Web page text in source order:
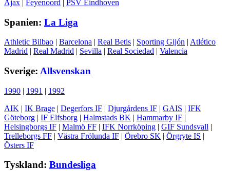
Ajax | Feyenoord | PSV Eindhoven
Spanien: La Liga
Athletic Bilbao | Barcelona | Real Betis | Sporting Gijón | Atlético
Madrid | Real Madrid | Sevilla | Real Sociedad | Valencia
Sverige: Allsvenskan
1990 | 1991 | 1992
AIK | IK Brage | Degerfors IF | Djurgårdens IF | GAIS | IFK
Göteborg | IF Elfsborg | Halmstads BK | Hammarby IF |
Helsingborgs IF | Malmö FF | IFK Norrköping | GIF Sundsvall |
Trelleborgs FF | Västra Frölunda IF | Örebro SK | Örgryte IS |
Östers IF
Tyskland: Bundesliga